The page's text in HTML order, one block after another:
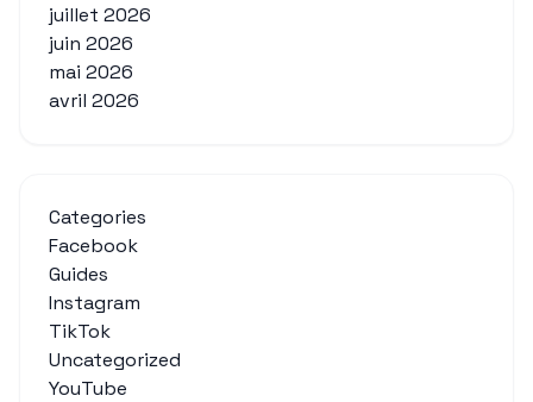
juillet 2026
juin 2026
mai 2026
avril 2026
Categories
Facebook
Guides
Instagram
TikTok
Uncategorized
YouTube